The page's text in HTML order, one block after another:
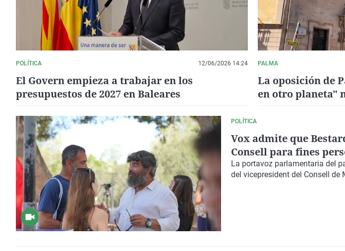
POLÍTICA 12/06/2026 14:24
El Govern empieza a trabajar en los
presupuestos de 2027 en Baleares
PALMA
La oposición de
en otro planeta"
POLÍTICA
Vox admite que
Consell para fines
La portavoz parlamentaria del
del vicepresident del Consell de